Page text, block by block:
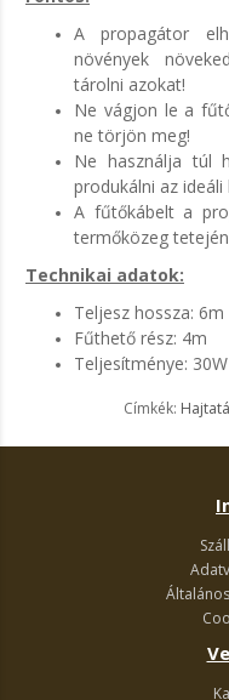
A propagátor
növények
tárolni azokat!
Ne vágjon le a
ne törjön meg!
Ne használja túl
produkálni az
A fűtőkábelt a
termőközeg
Technikai adatok:
Teljesz hossza: 6m
Fűthető rész: 4m
Teljesítménye: 30W
Címkék: